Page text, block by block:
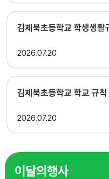
김제북초등학교 학생생활
2026 07.20
김제북초등학교 학교 규칙
2026 07.20
이달의행사